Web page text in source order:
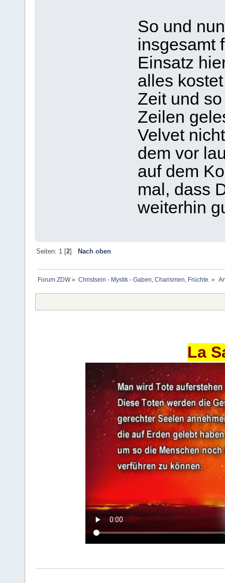
So und
insgesamt
Einsatz
alles
Zeit und
Zeilen
Velvet
dem vor
auf dem
mal, dass
weiterhin
Seiten: 1[2] Nach oben
Forum ZDW» Christsein - Mystik - Gaben, Charismen, Früchte. »
La